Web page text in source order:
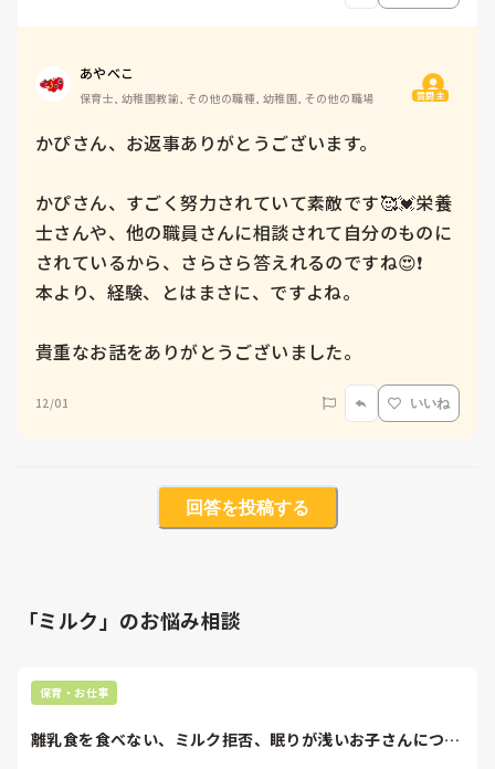
あやべこ
保育士, 幼稚園教諭, その他の職種, 幼稚園, その他の職場 質問主
かぴさん、お返事ありがとうございます。
かぴさん、すごく努力されていて素敵です🥰💓栄養
士さんや、他の職員さんに相談されて自分のものに
されているから、さらさら答えれるのですね😍❗️
本より、経験、とはまさに、ですよね。
貴重なお話をありがとうございました。
12/01 いいね
回答を投稿する
「ミルク」のお悩み相談
保育・お仕事
離乳食を食べない、ミルク拒否、眠りが浅いお子さんについ